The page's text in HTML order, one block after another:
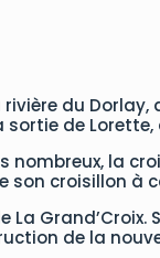
du
de Lorette,
la
son croisillon à
La
de la